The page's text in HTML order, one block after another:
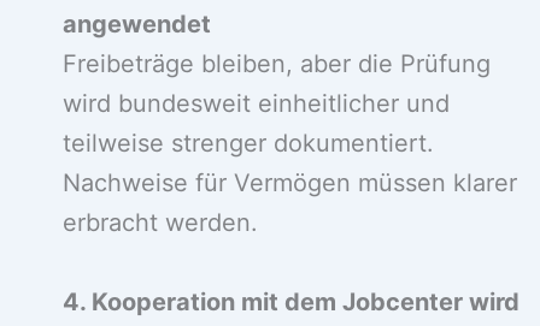
angewendet
Freibeträge bleiben, aber die Prüfung
wird bundesweit einheitlicher und
teilweise strenger dokumentiert.
Nachweise für Vermögen müssen klarer
erbracht werden.
4. Kooperation mit dem Jobcenter wird